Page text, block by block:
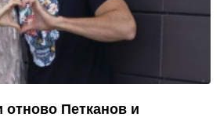
Петканов и